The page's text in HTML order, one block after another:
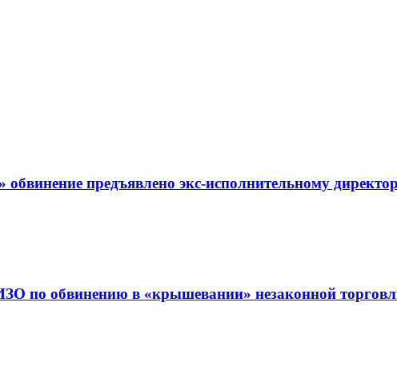
предъявлено экс-исполнительному
по обвинению в «крышевании» незаконной